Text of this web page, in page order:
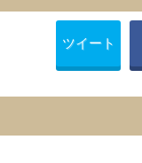
ツイート